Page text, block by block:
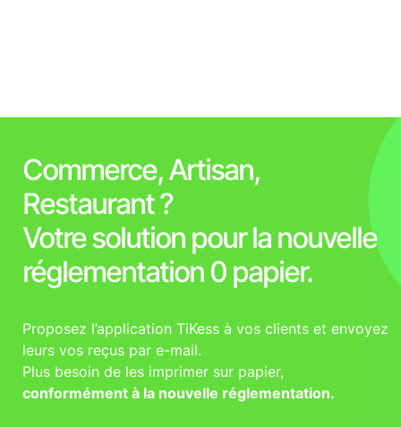
Commerce, Artisan,
Restaurant ?
Votre solution pour la nouvelle
réglementation 0 papier.
Proposez l’application TiKess à vos clients et envoyez
leurs vos reçus par e-mail.
Plus besoin de les imprimer sur papier,
conformément à la nouvelle réglementation.